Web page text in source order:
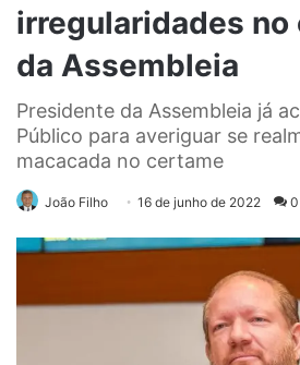
irregularidades no
da Assembleia
Presidente da Assembleia já
Público para averiguar se
macacada no certame
João Filho 16 de junho de 2022 0